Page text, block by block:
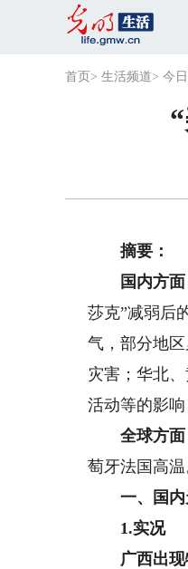
首页 > 生活频道> 今
摘要：
国内方面
莎克”减弱后
气，部分地
灾害；华北
活动等的影
全球方面
萄牙法国高温
一、国
1.实况
广西出